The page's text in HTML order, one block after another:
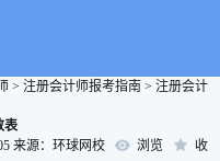
> 注册会计师报考指南 > 注册会计
表
来源：环球网校 浏览
收